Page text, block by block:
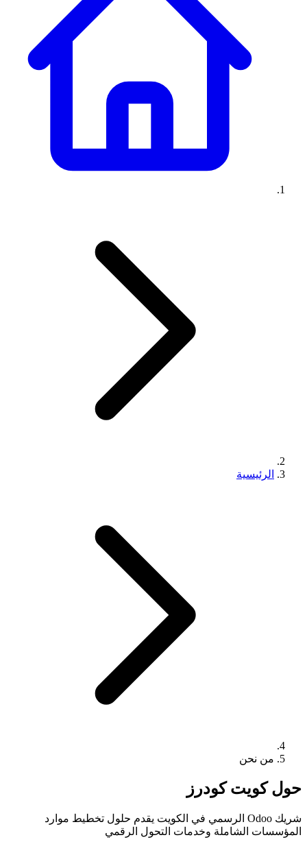
الرئيسية
من نحن
حول كويت كودرز
شريك Odoo الرسمي في الكويت يقدم حلول تخطيط موارد
المؤسسات الشاملة وخدمات التحول الرقمي